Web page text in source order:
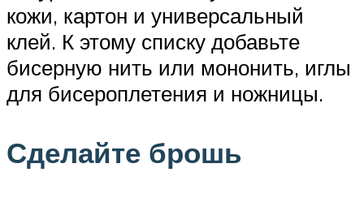
кожи, картон и универсальный
клей. К этому списку добавьте
бисерную нить или мононить, иглы
для бисероплетения и ножницы.
Сделайте брошь